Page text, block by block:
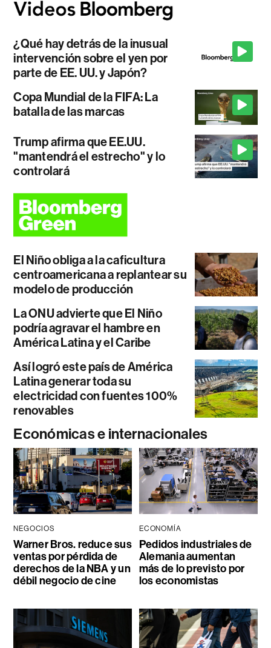
¿Qué hay detrás de la inusual
intervención sobre el yen por
parte de EE. UU. y Japón?
Copa Mundial de la FIFA: La
batalla de las marcas
Trump afirma que EE.UU.
"mantendrá el estrecho" y lo
controlará
El Niño obliga a la caficultura
centroamericana a replantear su
modelo de producción
La ONU advierte que El Niño
podría agravar el hambre en
América Latina y el Caribe
Así logró este país de América
Latina generar toda su
electricidad con fuentes 100%
renovables
Económicas e internacionales
NEGOCIOS
Warner Bros. reduce sus
ventas por pérdida de
derechos de la NBA y un
débil negocio de cine
ECONOMÍA
Pedidos industriales de
Alemania aumentan
más de lo previsto por
los economistas